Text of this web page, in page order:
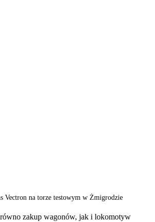
zakup wagonów, jak i lokomotyw